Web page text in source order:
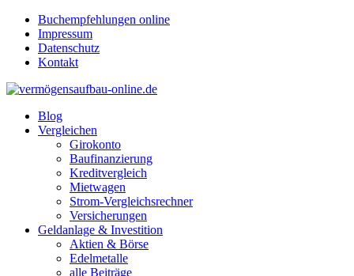
Buchempfehlungen online
Impressum
Datenschutz
Kontakt
Blog
Vergleichen
Girokonto
Baufinanzierung
Kreditvergleich
Mietwagen
Strom-Vergleichsrechner
Versicherungen
Geldanlage & Investition
Aktien & Börse
Edelmetalle
alle Beiträge